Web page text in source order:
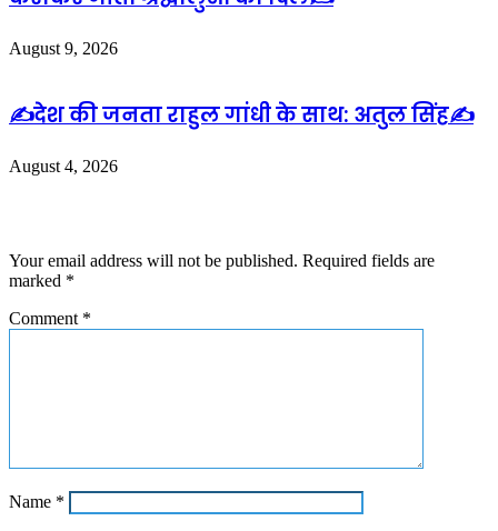
August 9, 2026
✍️देश की जनता राहुल गांधी के साथ: अतुल सिंह✍️
August 4, 2026
Your email address will not be published. Required fields are
marked *
Comment *
Name *